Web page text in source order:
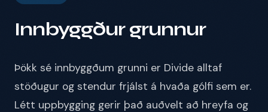
Innbyggður grunnur
Þökk sé innbyggðum grunni er Divide alltaf
stöðugur og stendur frjálst á hvaða gólfi sem er.
Létt uppbygging gerir það auðvelt að hreyfa og